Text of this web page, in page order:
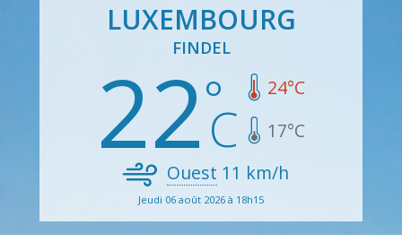
LUXEMBOURG
FINDEL
22 24°C
17°C
Ouest 11 km/h
Jeudi 06 août 2026 à 18h15